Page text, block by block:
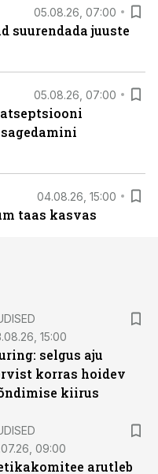
05.08.26, 07:00
suurendada juuste
05.08.26, 07:00
04.08.26, 15:00
taas kasvas
15:00
selgus aju
korras hoidev
kiirus
09:00
arutleb